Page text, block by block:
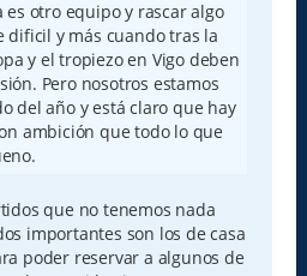
es otro equipo y rascar algo
dificil y más cuando tras la
y el tropiezo en Vigo deben
Pero nosotros estamos
del año y está claro que hay
ambición que todo lo que
que no tenemos nada
importantes son los de casa
poder reservar a algunos de